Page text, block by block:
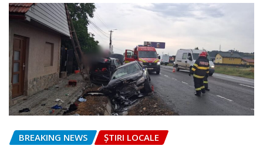
BREAKING NEWS ȘTIRI LOCALE